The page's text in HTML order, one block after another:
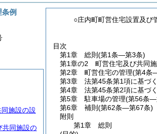
○庄内町町営住宅設置及び
目次
第1章
総則 (第1条―第3条)
第1章の2
町営住宅及び共同
第2章
町営住宅の管理(第4条
第3章
法第45条第1項に基づ
第4章
法第45条第2項に基づ
第5章
駐車場の管理(第56条―
第6章
補則 (第62条―第67条)
附則
第1章
総則
例
施設の設
共同施設の